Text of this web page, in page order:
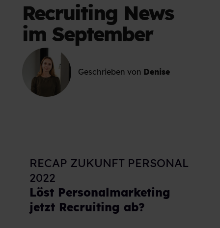
Recruiting News
im September
Geschrieben von Denise
RECAP ZUKUNFT PERSONAL
2022
Löst Personalmarketing
jetzt Recruiting ab?